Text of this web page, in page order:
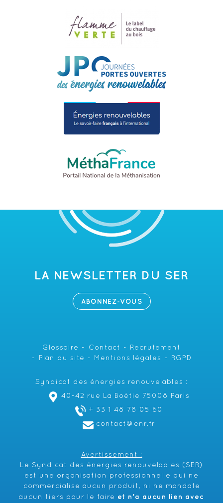
LA NEWSLETTER DU SER
ABONNEZ-VOUS
Glossaire Contact
Recrutement
Plan du site
Mentions légales RGPD
Syndicat des énergies renouvelables :
40-42 rue La Boétie 75008 Paris
+ 33 1 48 78 05 60
contact@enr.fr
Avertissement :
Le Syndicat des énergies renouvelables (SER)
est une organisation professionnelle qui ne
commercialise aucun produit, ni ne mandate
aucun tiers pour le faire et n’a aucun lien avec